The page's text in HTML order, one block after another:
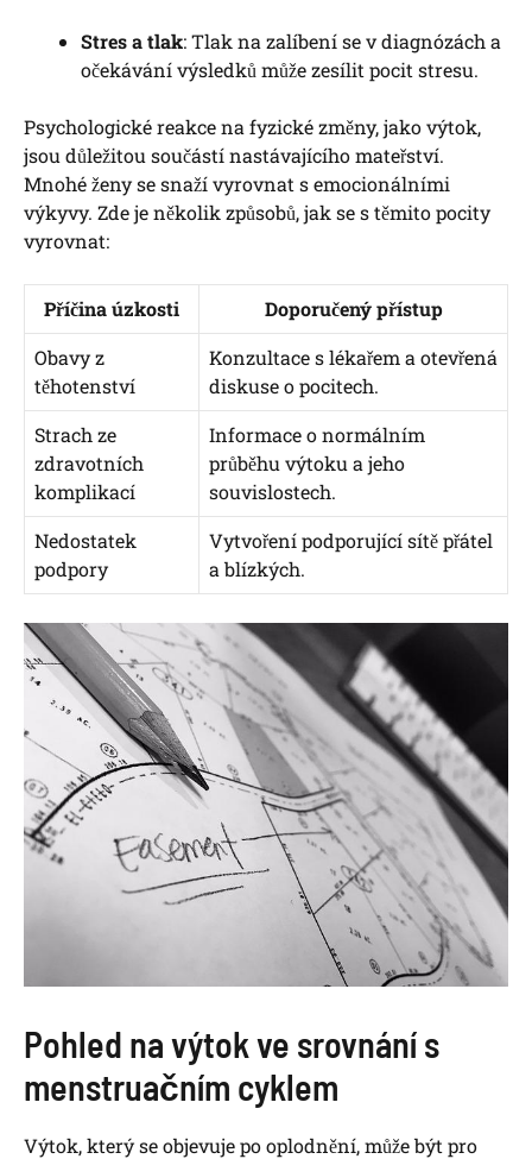
Stres a tlak: Tlak na zalíbení se v diagnózách a
očekávání výsledků může zesílit pocit stresu.
Psychologické reakce na fyzické změny, jako výtok,
jsou důležitou součástí nastávajícího mateřství.
Mnohé ženy se snaží vyrovnat s emocionálními
výkyvy. Zde je několik způsobů, jak se s těmito pocity
vyrovnat:
Příčina úzkosti
Doporučený přístup
Obavy z
těhotenství
Konzultace s lékařem a otevřená
diskuse o pocitech.
Strach ze
zdravotních
komplikací
Informace o normálním
průběhu výtoku a jeho
souvislostech.
Nedostatek
podpory
Vytvoření podporující sítě přátel
a blízkých.
Pohled na výtok ve srovnání s
menstruačním cyklem
Výtok, který se objevuje po oplodnění, může být pro